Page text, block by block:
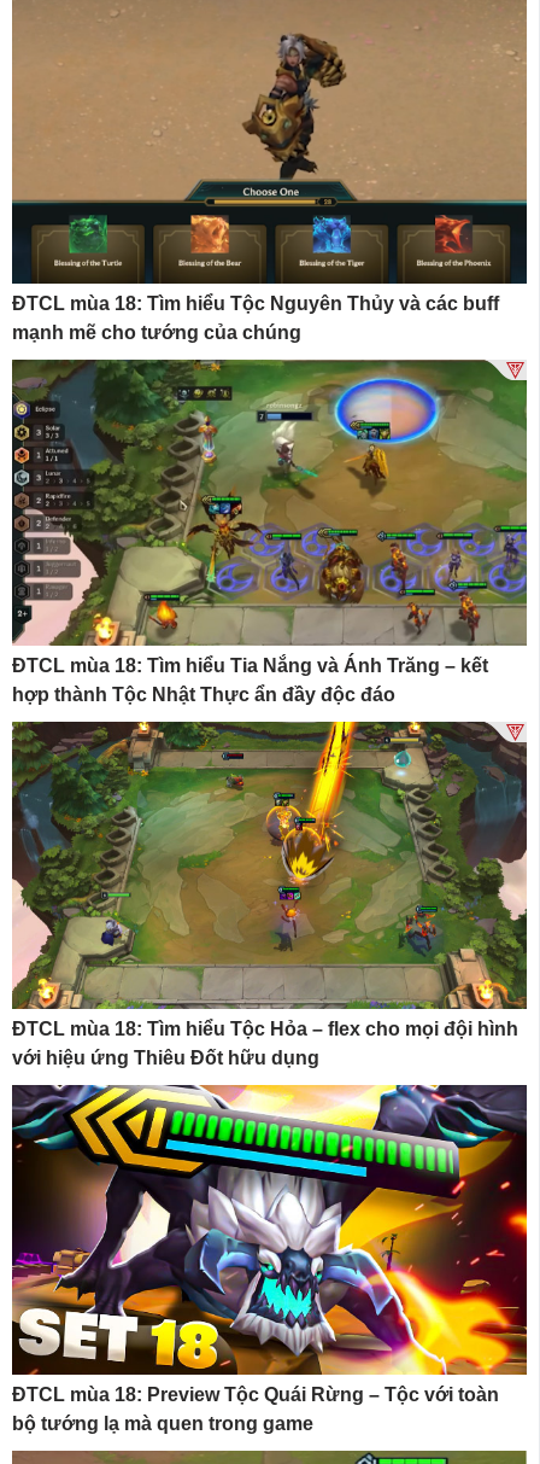
ĐTCL mùa 18: Tìm hiểu Tộc Nguyên Thủy và các buff
mạnh mẽ cho tướng của chúng
ĐTCL mùa 18: Tìm hiểu Tia Nắng và Ánh Trăng – kết
hợp thành Tộc Nhật Thực ẩn đầy độc đáo
ĐTCL mùa 18: Tìm hiểu Tộc Hỏa – flex cho mọi đội hình
với hiệu ứng Thiêu Đốt hữu dụng
ĐTCL mùa 18: Preview Tộc Quái Rừng – Tộc với toàn
bộ tướng lạ mà quen trong game